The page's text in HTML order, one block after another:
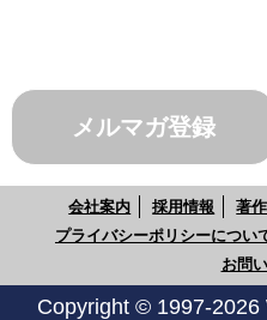
メルマガ登録
会社案内 採用情報 著
プライバシーポリシーについ
お問
Copyright © 1997-